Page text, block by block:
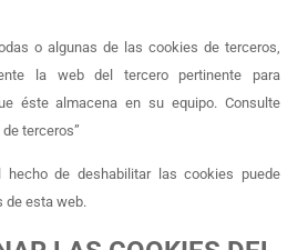
o algunas de las cookies de terceros,
la web del tercero pertinente para
éste almacena en su equipo. Consulte
terceros”
de deshabilitar las cookies puede
de esta web.